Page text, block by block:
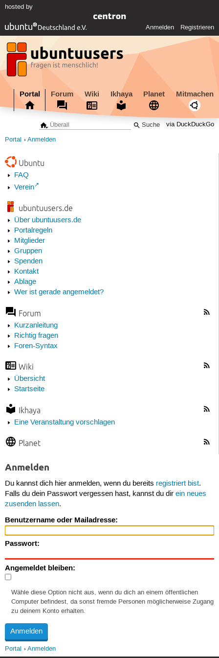
hosted by
Anmelden Registrieren
Portal Forum Wiki Ikhaya Planet Mitmachen
via DuckDuckGo
Portal Anmelden
Ubuntu
FAQ
Verein
ubuntuusers.de
Über ubuntuusers.de
Portalregeln
Mitglieder
Gruppen
Spenden
Kontakt
Ablage
Wer ist gerade angemeldet?
Forum
Kurzanleitung
Richtig fragen
Foren-Syntax
Wiki
Übersicht
Startseite
Ikhaya
Eine Veranstaltung vorschlagen
Planet
Anmelden
Du kannst dich hier anmelden, wenn du bereits registriert bist.
Falls du dein Passwort vergessen hast, kannst du dir ein neues
zusenden lassen.
Benutzername oder Mailadresse:
Passwort:
Angemeldet bleiben:
Wähle diese Option nicht aus, wenn du dich an einem öffentlichen
Computer befindest, da sonst fremde Personen möglicherweise Zugang
zu deinem Konto erhalten.
Portal Anmelden